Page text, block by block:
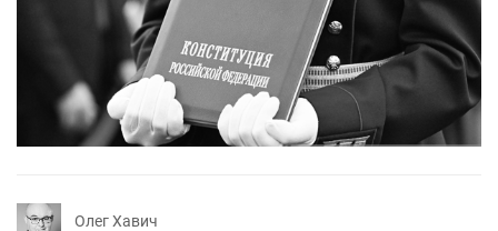
Олег Хавич